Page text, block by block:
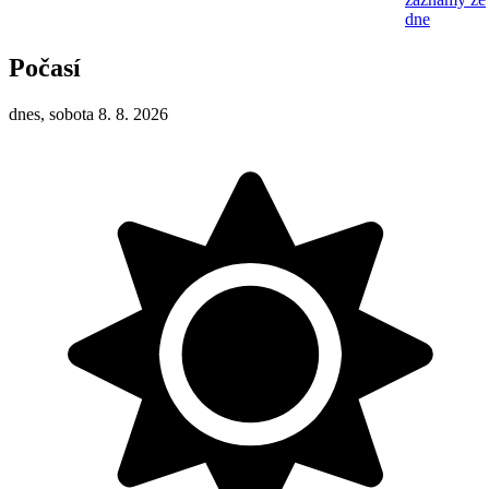
dne
Počasí
dnes, sobota 8. 8. 2026